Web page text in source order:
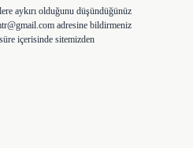
aykırı olduğunu düşündüğünüz
adresine bildirmeniz
içerisinde sitemizden